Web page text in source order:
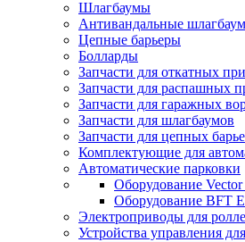
Шлагбаумы
Антивандальные
Цепные барьеры
Болларды
Запчасти для откатных
Запчасти для распашных
Запчасти для гаражных
Запчасти для шлагбаумов
Запчасти для цепных
Комплектующие для
Автоматические парковки
Оборудование
Оборудование BFT
Электроприводы для
Устройства управления